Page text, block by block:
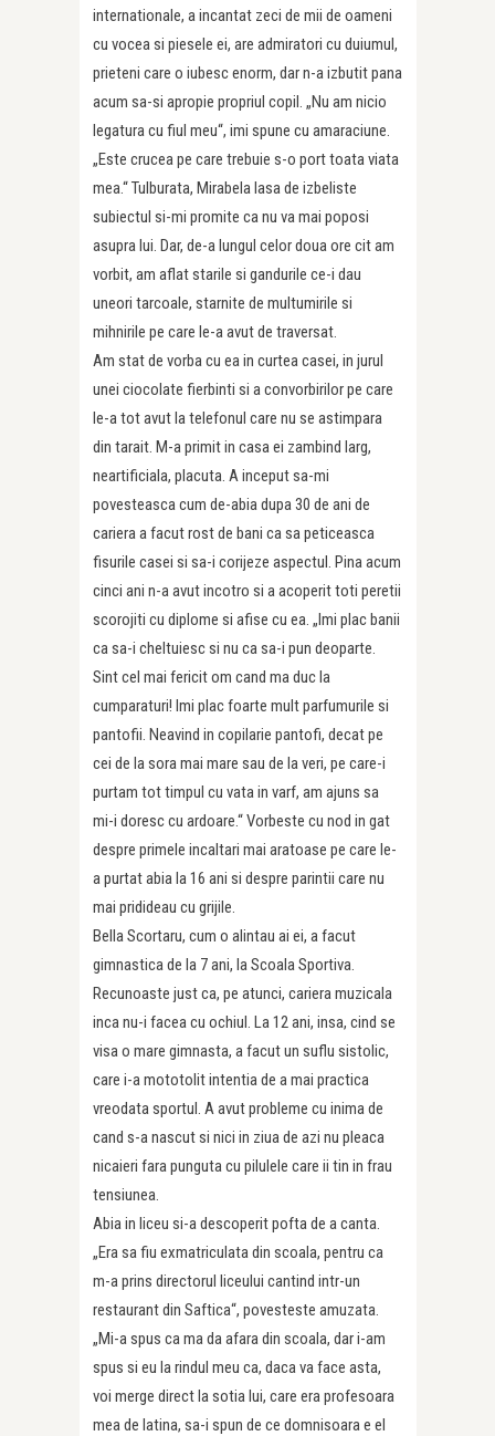
internationale, a incantat zeci de mii de oameni
cu vocea si piesele ei, are admiratori cu duiumul,
prieteni care o iubesc enorm, dar n-a izbutit pana
acum sa-si apropie propriul copil. „Nu am nicio
legatura cu fiul meu“, imi spune cu amaraciune.
„Este crucea pe care trebuie s-o port toata viata
mea.“ Tulburata, Mirabela lasa de izbeliste
subiectul si-mi promite ca nu va mai poposi
asupra lui. Dar, de-a lungul celor doua ore cit am
vorbit, am aflat starile si gandurile ce-i dau
uneori tarcoale, starnite de multumirile si
mihnirile pe care le-a avut de traversat.
Am stat de vorba cu ea in curtea casei, in jurul
unei ciocolate fierbinti si a convorbirilor pe care
le-a tot avut la telefonul care nu se astimpara
din tarait. M-a primit in casa ei zambind larg,
neartificiala, placuta. A inceput sa-mi
povesteasca cum de-abia dupa 30 de ani de
cariera a facut rost de bani ca sa peticeasca
fisurile casei si sa-i corijeze aspectul. Pina acum
cinci ani n-a avut incotro si a acoperit toti peretii
scorojiti cu diplome si afise cu ea. „Imi plac banii
ca sa-i cheltuiesc si nu ca sa-i pun deoparte.
Sint cel mai fericit om cand ma duc la
cumparaturi! Imi plac foarte mult parfumurile si
pantofii. Neavind in copilarie pantofi, decat pe
cei de la sora mai mare sau de la veri, pe care-i
purtam tot timpul cu vata in varf, am ajuns sa
mi-i doresc cu ardoare.“ Vorbeste cu nod in gat
despre primele incaltari mai aratoase pe care le-
a purtat abia la 16 ani si despre parintii care nu
mai pridideau cu grijile.
Bella Scortaru, cum o alintau ai ei, a facut
gimnastica de la 7 ani, la Scoala Sportiva.
Recunoaste just ca, pe atunci, cariera muzicala
inca nu-i facea cu ochiul. La 12 ani, insa, cind se
visa o mare gimnasta, a facut un suflu sistolic,
care i-a mototolit intentia de a mai practica
vreodata sportul. A avut probleme cu inima de
cand s-a nascut si nici in ziua de azi nu pleaca
nicaieri fara punguta cu pilulele care ii tin in frau
tensiunea.
Abia in liceu si-a descoperit pofta de a canta.
„Era sa fiu exmatriculata din scoala, pentru ca
m-a prins directorul liceului cantind intr-un
restaurant din Saftica“, povesteste amuzata.
„Mi-a spus ca ma da afara din scoala, dar i-am
spus si eu la rindul meu ca, daca va face asta,
voi merge direct la sotia lui, care era profesoara
mea de latina, sa-i spun de ce domnisoara e el